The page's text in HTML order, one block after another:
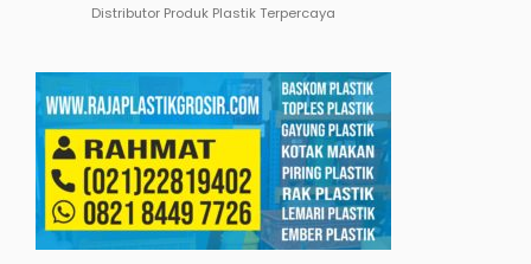
Distributor Produk Plastik Terpercaya